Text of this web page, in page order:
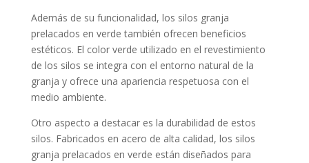
Además de su funcionalidad, los silos granja
prelacados en verde también ofrecen beneficios
estéticos. El color verde utilizado en el revestimiento
de los silos se integra con el entorno natural de la
granja y ofrece una apariencia respetuosa con el
medio ambiente.
Otro aspecto a destacar es la durabilidad de estos
silos. Fabricados en acero de alta calidad, los silos
granja prelacados en verde están diseñados para